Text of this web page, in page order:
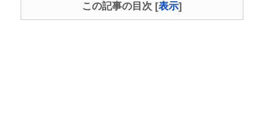
この記事の目次 [表示]